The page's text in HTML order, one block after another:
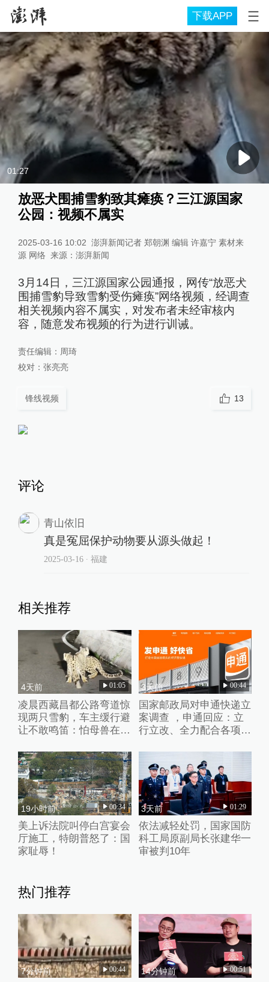
下载APP
01:27
放恶犬围捕雪豹致其瘫痪？三江源国家
公园：视频不属实
2025-03-16 10:02 澎湃新闻记者 郑朝渊 编辑 许嘉宁 素材来
源 网络 来源： 澎湃新闻
3月14日，三江源国家公园通报，网传“放恶犬
围捕雪豹导致雪豹受伤瘫痪”网络视频，经调查
相关视频内容不属实，对发布者未经审核内
容，随意发布视频的行为进行训诫。
责任编辑： 周琦
校对： 张亮亮
锋线视频 13
评论
青山依旧
真是冤屈保护动物要从源头做起！
2025-03-16∙ 福建
相关推荐
4天前 01:05
凌晨西藏昌都公路弯道惊
现两只雪豹，车主缓行避
让不敢鸣笛：怕母兽在附
3天前 00:44
国家邮政局对申通快递立
案调查 ，申通回应：立
行立改、全力配合各项调
19小时前 00:34
美上诉法院叫停白宫宴会
厅施工，特朗普怒了：国
家耻辱！
3天前 01:29
依法减轻处罚，国家国防
科工局原副局长张建华一
审被判10年
热门推荐
7分钟前 00:44 14分钟前 00:51